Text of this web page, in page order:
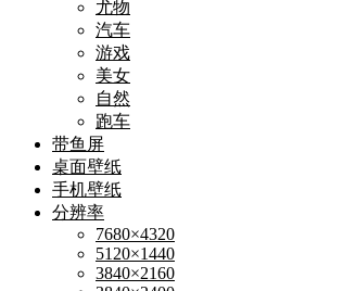
尤物
汽车
游戏
美女
自然
跑车
带鱼屏
桌面壁纸
手机壁纸
分辨率
7680×4320
5120×1440
3840×2160